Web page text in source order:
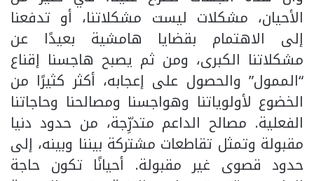
الأحيان، مشكلات ليست مشكلاتنا، أو تدفعنا
إلى الاهتمام بقضايا هامشية بعيدًا عن
مشكلاتنا الكبرى، ومن ثم يصبح هاجسنا إقناع
“الممول” والحصول على إعجابه، أكثر كثيرًا من
الخضوع لأولوياتنا وهواجسنا ومصالحنا وحاجاتنا
الفعلية. مصالح الداعم متدرِّجة، من حدود دنيا
مقبولة وتمثل تقاطعات مشتركة بيننا وبينه، إلى
حدود قصوى غير مقبولة. أحيانًا تكون حاجة